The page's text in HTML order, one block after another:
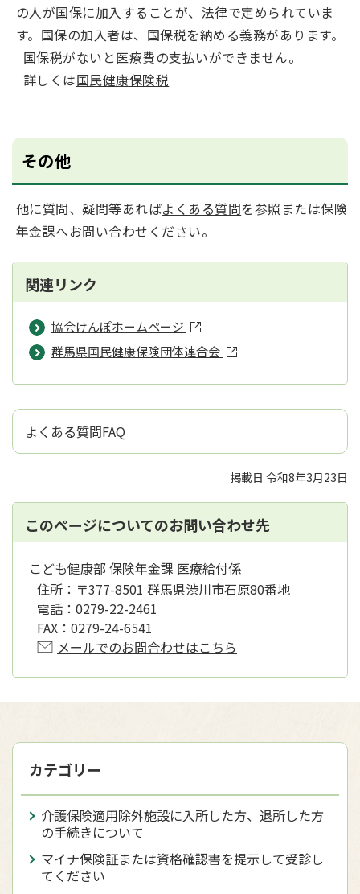
の人が国保に加入することが、法律で定められていま
す。国保の加入者は、国保税を納める義務があります。
国保税がないと医療費の支払いができません。
詳しくは国民健康保険税
その他
他に質問、疑問等あればよくある質問を参照または保険
年金課へお問い合わせください。
関連リンク
協会けんぽホームページ
群馬県国民健康保険団体連合会
よくある質問FAQ
掲載日 令和8年3月23日
このページについてのお問い合わせ先
こども健康部 保険年金課 医療給付係
住所： 〒377-8501 群馬県渋川市石原80番地
電話： 0279-22-2461
FAX： 0279-24-6541
メールでのお問合わせはこちら
カテゴリー
介護保険適用除外施設に入所した方、退所した方
の手続きについて
マイナ保険証または資格確認書を提示して受診し
てください